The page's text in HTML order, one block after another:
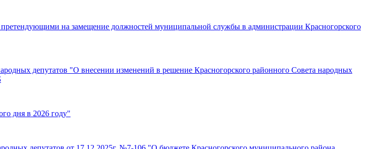
на замещение должностей муниципальной службы в администрации Красногорского
депутатов "О внесении изменений в решение Красногорского районного Совета народных
дня в 2026 году"